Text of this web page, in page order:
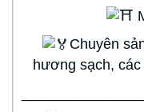
Chuyên
hương sạch,